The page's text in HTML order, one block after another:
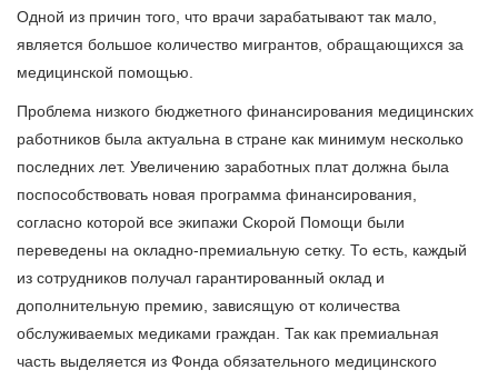
Одной из причин того, что врачи зарабатывают так мало,
является большое количество мигрантов, обращающихся за
медицинской помощью.
Проблема низкого бюджетного финансирования медицинских
работников была актуальна в стране как минимум несколько
последних лет. Увеличению заработных плат должна была
поспособствовать новая программа финансирования,
согласно которой все экипажи Скорой Помощи были
переведены на окладно-премиальную сетку. То есть, каждый
из сотрудников получал гарантированный оклад и
дополнительную премию, зависящую от количества
обслуживаемых медиками граждан. Так как премиальная
часть выделяется из Фонда обязательного медицинского